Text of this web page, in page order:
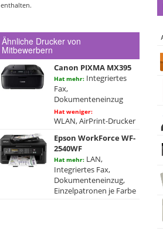
enthalten.
Ähnliche Drucker von
Mitbewerbern
Canon PIXMA MX395
Hat mehr: Integriertes
Fax,
Dokumenteneinzug
Hat weniger:
WLAN, AirPrint-Drucker
Epson WorkForce WF-
2540WF
Hat mehr: LAN,
Integriertes Fax,
Dokumenteneinzug,
Einzelpatronen je Farbe